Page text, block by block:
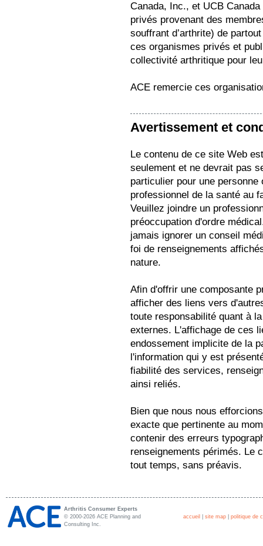
Canada, Inc., et UCB
privés provenant des
souffrant d’arthrite) de
ces organismes privés et
collectivité arthritique pour
ACE remercie ces
Avertissement et
Le contenu de ce site Web
seulement et ne devrait pas
particulier pour une
professionnel de la santé au
Veuillez joindre un
préoccupation d'ordre
jamais ignorer un conseil
foi de renseignements
nature.
Afin d'offrir une composante
afficher des liens vers
toute responsabilité quant à
externes. L'affichage de ces
endossement implicite de la
l'information qui y est
fiabilité des services,
ainsi reliés.
Bien que nous nous
exacte que pertinente au
contenir des erreurs
renseignements périmés. Le
tout temps, sans préavis.
Arthritis Consumer Experts
© 2000-2026 ACE Planning and
Consulting Inc.
accueil site map politique de